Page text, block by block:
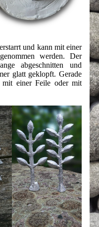
und kann mit einer
werden. Der
abgeschnitten und
glatt geklopft. Gerade
einer Feile oder mit